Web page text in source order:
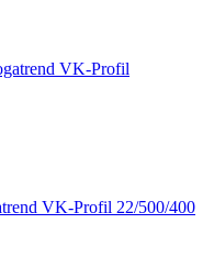
VK-Profil 22/500/400